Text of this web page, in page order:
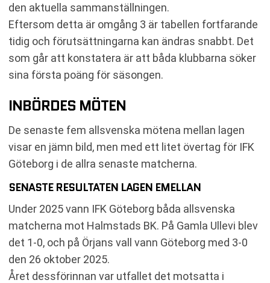
den aktuella sammanställningen.
Eftersom detta är omgång 3 är tabellen fortfarande
tidig och förutsättningarna kan ändras snabbt. Det
som går att konstatera är att båda klubbarna söker
sina första poäng för säsongen.
INBÖRDES MÖTEN
De senaste fem allsvenska mötena mellan lagen
visar en jämn bild, men med ett litet övertag för IFK
Göteborg i de allra senaste matcherna.
SENASTE RESULTATEN LAGEN EMELLAN
Under 2025 vann IFK Göteborg båda allsvenska
matcherna mot Halmstads BK. På Gamla Ullevi blev
det 1-0, och på Örjans vall vann Göteborg med 3-0
den 26 oktober 2025.
Året dessförinnan var utfallet det motsatta i